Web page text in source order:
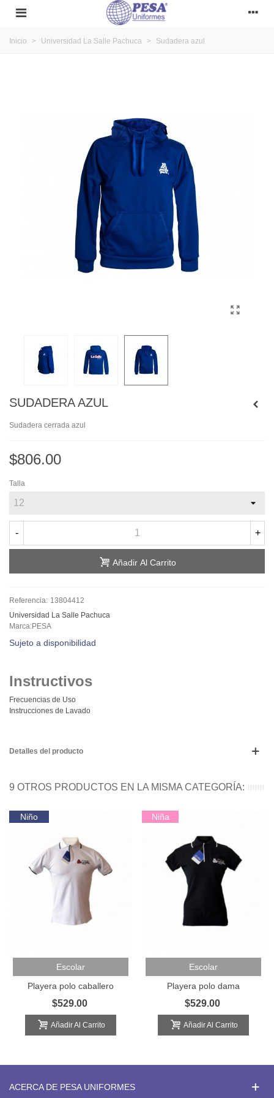
Inicio > Universidad La Salle Pachuca > Sudadera azul
SUDADERA AZUL
Sudadera cerrada azul
$806.00
Talla
- +
Añadir Al Carrito
Referencia: 13804412
Universidad La Salle Pachuca
Marca:PESA
Sujeto a disponibilidad
Instructivos
Frecuencias de Uso
Instrucciones de Lavado
Detalles del producto
9 OTROS PRODUCTOS EN LA MISMA CATEGORÍA:
Niño
Escolar
Playera polo caballero
$529.00
Añadir Al Carrito
Niña
Escolar
Playera polo dama
$529.00
Añadir Al Carrito
ACERCA DE PESA UNIFORMES